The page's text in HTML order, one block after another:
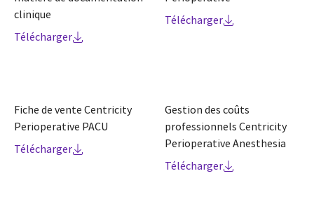
clinique
Télécharger
Télécharger
Fiche de vente Centricity
Perioperative PACU
Télécharger
Gestion des coûts
professionnels Centricity
Perioperative Anesthesia
Télécharger